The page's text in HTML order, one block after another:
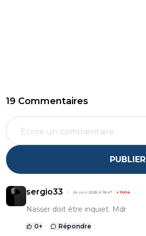
19 Commentaires
PUBLIER
sergio33 24 juin 2026 à 18:47 +1604
Nasser doit être inquiet. Mdr
0+ Répondre